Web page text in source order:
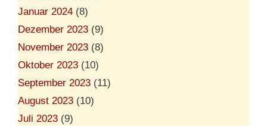
Januar 2024 (8)
Dezember 2023 (9)
November 2023 (8)
Oktober 2023 (10)
September 2023 (11)
August 2023 (10)
Juli 2023 (9)